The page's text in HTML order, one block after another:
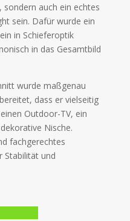
sondern auch ein echtes
sein. Dafür wurde ein
in Schieferoptik
in das Gesamtbild
wurde maßgenau
dass er vielseitig
Outdoor-TV, ein
Nische.
fachgerechtes
Stabilität und